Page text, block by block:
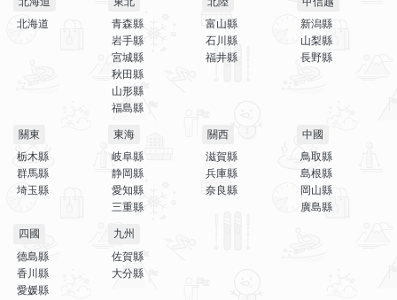
北海道
青森縣
岩手縣
宮城縣
秋田縣
山形縣
福島縣
富山縣
石川縣
福井縣
新潟縣
山梨縣
長野縣
關東
栃木縣
群馬縣
埼玉縣
東海
岐阜縣
静岡縣
愛知縣
三重縣
關西
滋賀縣
兵庫縣
奈良縣
中國
鳥取縣
島根縣
岡山縣
廣島縣
四國
德島縣
香川縣
愛媛縣
九州
佐賀縣
大分縣